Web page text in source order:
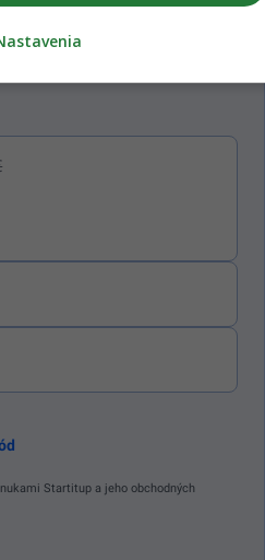
Startitup a jeho obchodných